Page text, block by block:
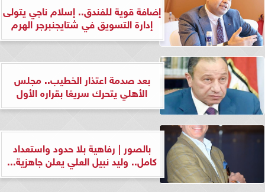
إضافة قوية للفندق.. إسلام ناجي يتولى
إدارة التسويق في شتايجنبرجر الهرم
بعد صدمة اعتذار الخطيب.. مجلس
الأهلي يتحرك سريعًا بقراره الأول
بالصور | رفاهية بلا حدود واستعداد
كامل.. وليد نبيل العلي يعلن جاهزية...